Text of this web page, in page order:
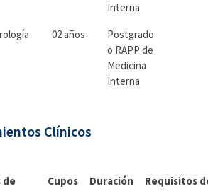
Interna
02 años
Postgrado
o RAPP de
Medicina
Interna
Clínicos
de
Cupos Duración
Requisitos